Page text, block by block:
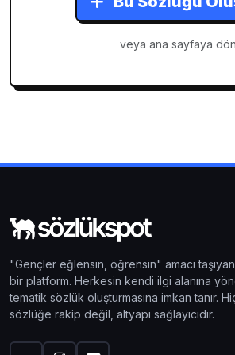
veya ana sayfaya dön
"Gençler eğlensin, öğrensin" amacı
bir platform. Herkesin kendi ilgi alanına
tematik sözlük oluşturmasına imkan tanır.
sözlüğe rakip değil, altyapı sağlayıcıdır.